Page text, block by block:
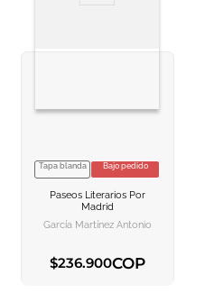
VER INFORMACION
AGREGAR AL
Tapa blanda Bajo pedido
Paseos Literarios Por
Madrid
García Martínez Antonio
$236.900COP